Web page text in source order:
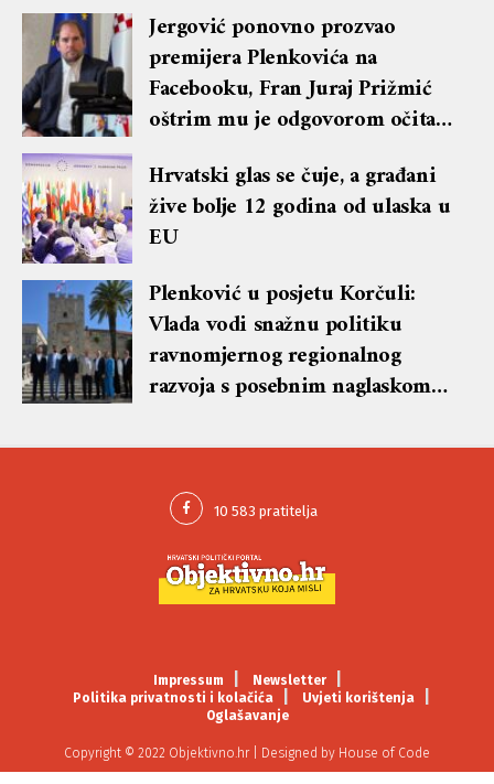
Jergović ponovno prozvao
premijera Plenkovića na
Facebooku, Fran Juraj Prižmić
oštrim mu je odgovorom očitao
komentara
Hrvatski glas se čuje, a građani
žive bolje 12 godina od ulaska u
EU
Plenković u posjetu Korčuli:
Vlada vodi snažnu politiku
ravnomjernog regionalnog
razvoja s posebnim naglaskom
Impressum
Newsletter
Politika privatnosti i kolačića
Uvjeti korištenja
Oglašavanje
Copyright © 2022 Objektivno.hr | Designed by House of Code